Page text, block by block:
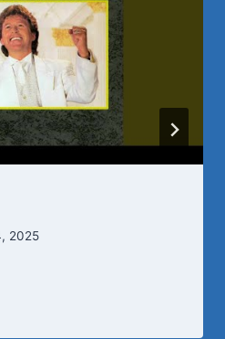
2025